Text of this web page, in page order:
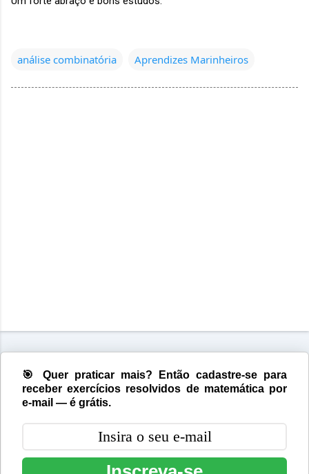
análise combinatória Aprendizes Marinheiros
🎯 Quer praticar mais? Então cadastre-se para
receber exercícios resolvidos de matemática por
e-mail — é grátis.